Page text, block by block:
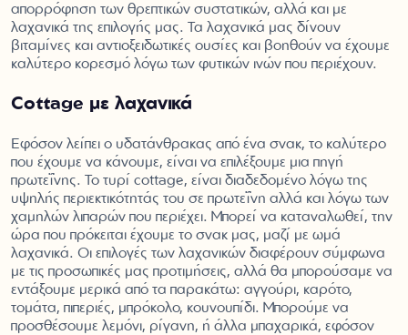
απορρόφηση των θρεπτικών συστατικών, αλλά και με
λαχανικά της επιλογής μας. Τα λαχανικά μας δίνουν
βιταμίνες και αντιοξειδωτικές ουσίες και βοηθούν να έχουμε
καλύτερο κορεσμό λόγω των φυτικών ινών που περιέχουν.
Cottage με λαχανικά
Εφόσον λείπει ο υδατάνθρακας από ένα σνακ, το καλύτερο
που έχουμε να κάνουμε, είναι να επιλέξουμε μια πηγή
πρωτεΐνης. Το τυρί cottage, είναι διαδεδομένο λόγω της
υψηλής περιεκτικότητάς του σε πρωτεΐνη αλλά και λόγω των
χαμηλών λιπαρών που περιέχει. Μπορεί να καταναλωθεί, την
ώρα που πρόκειται έχουμε το σνακ μας, μαζί με ωμά
λαχανικά. Οι επιλογές των λαχανικών διαφέρουν σύμφωνα
με τις προσωπικές μας προτιμήσεις, αλλά θα μπορούσαμε να
εντάξουμε μερικά από τα παρακάτω: αγγούρι, καρότο,
τομάτα, πιπεριές, μπρόκολο, κουνουπίδι. Μπορούμε να
προσθέσουμε λεμόνι, ρίγανη, ή άλλα μπαχαρικά, εφόσον